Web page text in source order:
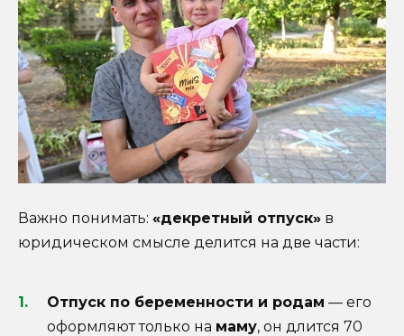
Важно понимать: «декретный отпуск» в
юридическом смысле делится на две части:
Отпуск по беременности и родам — его
оформляют только на маму, он длится 70